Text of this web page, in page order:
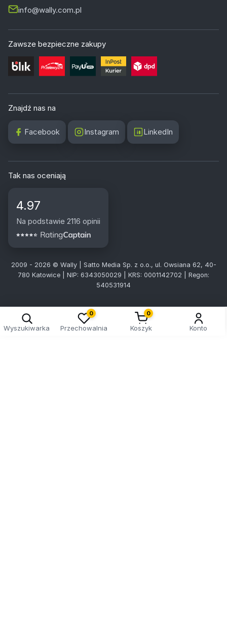
info@wally.com.pl
Zawsze bezpieczne zakupy
Znajdź nas na
Facebook Instagram LinkedIn
Tak nas oceniają
4.97
Na podstawie 2116 opinii
2009 - 2026 © Wally | Satto Media Sp. z o.o., ul. Owsiana 62, 40-
780 Katowice | NIP: 6343050029 | KRS: 0001142702 | Regon:
540531914
Wyszukiwarka
0
Przechowalnia
0
Koszyk Konto